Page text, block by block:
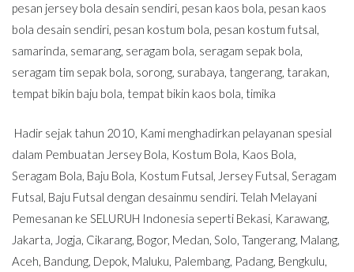
pesan jersey bola desain sendiri, pesan kaos bola, pesan kaos
bola desain sendiri, pesan kostum bola, pesan kostum futsal,
samarinda, semarang, seragam bola, seragam sepak bola,
seragam tim sepak bola, sorong, surabaya, tangerang, tarakan,
tempat bikin baju bola, tempat bikin kaos bola, timika
Hadir sejak tahun 2010, Kami menghadirkan pelayanan spesial
dalam Pembuatan Jersey Bola, Kostum Bola, Kaos Bola,
Seragam Bola, Baju Bola, Kostum Futsal, Jersey Futsal, Seragam
Futsal, Baju Futsal dengan desainmu sendiri. Telah Melayani
Pemesanan ke SELURUH Indonesia seperti Bekasi, Karawang,
Jakarta, Jogja, Cikarang, Bogor, Medan, Solo, Tangerang, Malang,
Aceh, Bandung, Depok, Maluku, Palembang, Padang, Bengkulu,